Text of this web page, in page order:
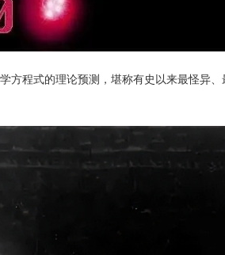
方程式的理论预测，堪称有史以来最怪异、